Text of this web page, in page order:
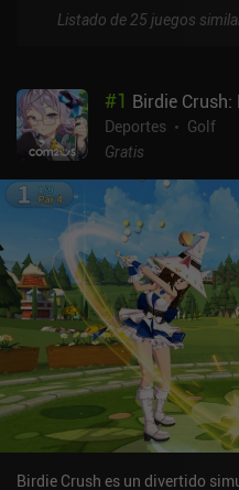
Listado de 25 juegos
#1 Birdie
Deportes
Golf
Gratis
Birdie Crush es un divertido